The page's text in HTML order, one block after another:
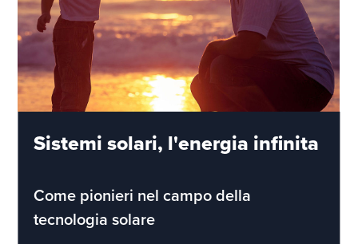
Sistemi solari, l'energia infinita
Come pionieri nel campo della
tecnologia solare